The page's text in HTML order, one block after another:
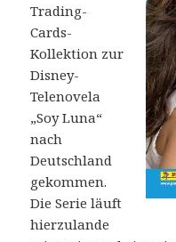
Trading-
Cards-
Kollektion zur
Disney-
Telenovela
„Soy Luna“
nach
Deutschland
gekommen.
Die Serie läuft
hierzulande